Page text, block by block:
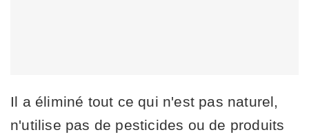
Il a éliminé tout ce qui n'est pas naturel,
n'utilise pas de pesticides ou de produits